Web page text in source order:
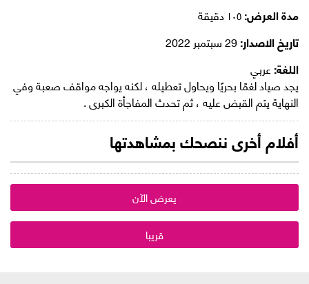
مدة العرض:
تاريخ الاصدار:
اللغة:عربي
يجد صياد لغمًا بحريًا ويحاول تعطيله ، لكنه يواجه مواقف صعبة وفي
النهاية يتم القبض عليه ، ثم تحدث المفاجأة الكبرى .
أفلام أخرى ننصحك بمشاهدتها
يعرض الآن
قريبا